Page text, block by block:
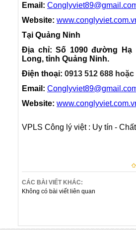
Email:
Website:
Tại Quảng Ninh
Địa chỉ: Số 1090 đường Hạ
Long, tỉnh Quảng Ninh.
Điện thoại: 0913 512 688 hoặc
Email:
Website:
VPLS Công lý việt : Uy tín -
CÁC BÀI VIẾT KHÁC:
Không có bài viết liên quan